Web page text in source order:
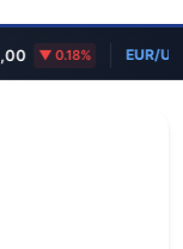
0.18% EUR/USD